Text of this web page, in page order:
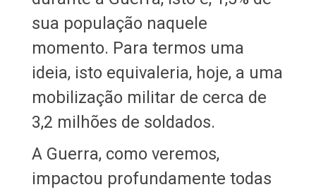
sua população naquele
momento. Para termos uma
ideia, isto equivaleria, hoje, a uma
mobilização militar de cerca de
3,2 milhões de soldados.
A Guerra, como veremos,
impactou profundamente todas